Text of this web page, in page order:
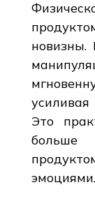
новизны.
Это
больше
эмоциями.